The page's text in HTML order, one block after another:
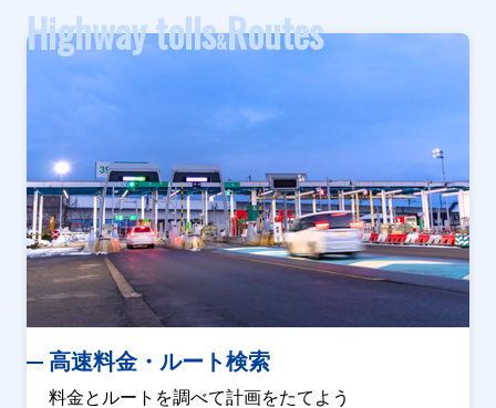
Highway tolls&Routes
高速料金・ルート検索
料金とルートを調べて計画をたてよう